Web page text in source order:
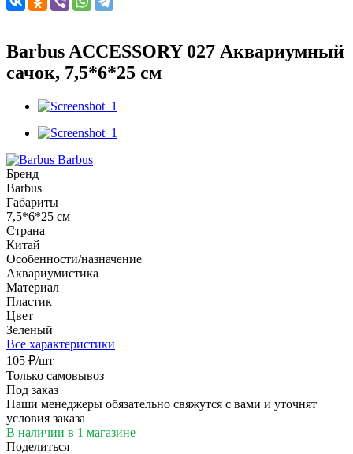
Barbus ACCESSORY 027 Аквариумный
сачок, 7,5*6*25 см
Barbus
Бренд
Barbus
Габариты
7,5*6*25 см
Страна
Китай
Особенности/назначение
Аквариумистика
Материал
Пластик
Цвет
Зеленый
Все характеристики
105 ₽/шт
Только самовывоз
Под заказ
Наши менеджеры обязательно свяжутся с вами и уточнят
условия заказа
В наличии в 1 магазине
Поделиться